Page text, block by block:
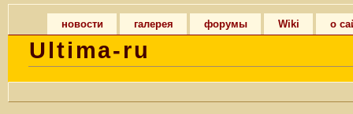
новости галерея форумы Wiki о
Ultima-ru